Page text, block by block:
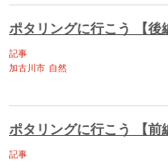
ポタリングに行こう 【後
記事
加古川市 自然
ポタリングに行こう 【前
記事